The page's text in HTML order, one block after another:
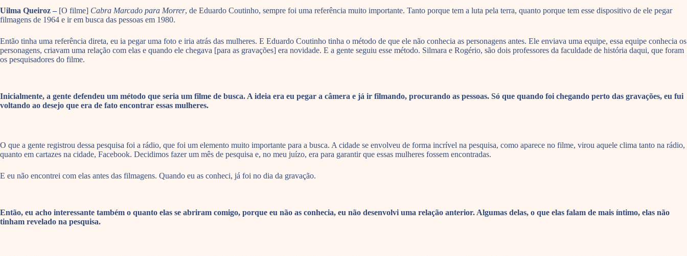
Uilma Queiroz – [O filme] Cabra Marcado para Morrer, de Eduardo Coutinho, sempre foi uma referência muito importante. Tanto porque tem a luta pela terra, quanto porque tem esse dispositivo de ele pegar
filmagens de 1964 e ir em busca das pessoas em 1980.
Então tinha uma referência direta, eu ia pegar uma foto e iria atrás das mulheres. E Eduardo Coutinho tinha o método de que ele não conhecia as personagens antes. Ele enviava uma equipe, essa equipe conhecia os
personagens, criavam uma relação com elas e quando ele chegava [para as gravações] era novidade. E a gente seguiu esse método. Silmara e Rogério, são dois professores da faculdade de história daqui, que foram
os pesquisadores do filme.
Inicialmente, a gente defendeu um método que seria um filme de busca. A ideia era eu pegar a câmera e já ir filmando, procurando as pessoas. Só que quando foi chegando perto das gravações, eu fui
voltando ao desejo que era de fato encontrar essas mulheres.
O que a gente registrou dessa pesquisa foi a rádio, que foi um elemento muito importante para a busca. A cidade se envolveu de forma incrível na pesquisa, como aparece no filme, virou aquele clima tanto na rádio,
quanto em cartazes na cidade, Facebook. Decidimos fazer um mês de pesquisa e, no meu juízo, era para garantir que essas mulheres fossem encontradas.
E eu não encontrei com elas antes das filmagens. Quando eu as conheci, já foi no dia da gravação.
Então, eu acho interessante também o quanto elas se abriram comigo, porque eu não as conhecia, eu não desenvolvi uma relação anterior. Algumas delas, o que elas falam de mais íntimo, elas não
tinham revelado na pesquisa.